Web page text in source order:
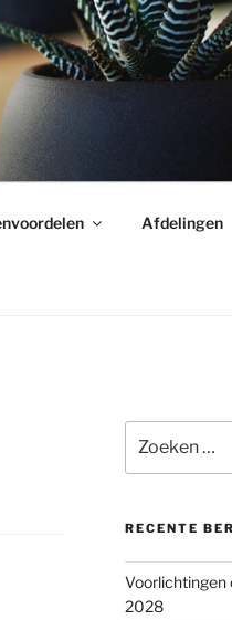
Afdelingen
naar:
RECENTE
Voorlichtingen
2028